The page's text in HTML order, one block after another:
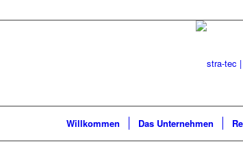
Willkommen Das Unternehmen